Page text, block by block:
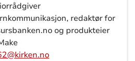
redaktør for
og produkteier